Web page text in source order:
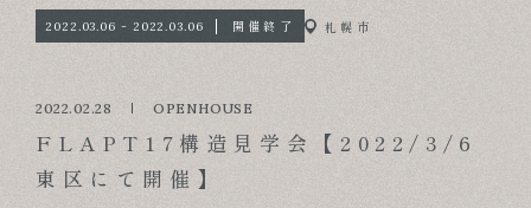
MODEL HOUSE
NEWS & OPENHOUSE
ABOUT
2022.03.06 - 2022.03.06 開催終了 札幌市
2022.02.28 OPENHOUSE
FLAPT17構造見学会【2022/3/6
東区にて開催】